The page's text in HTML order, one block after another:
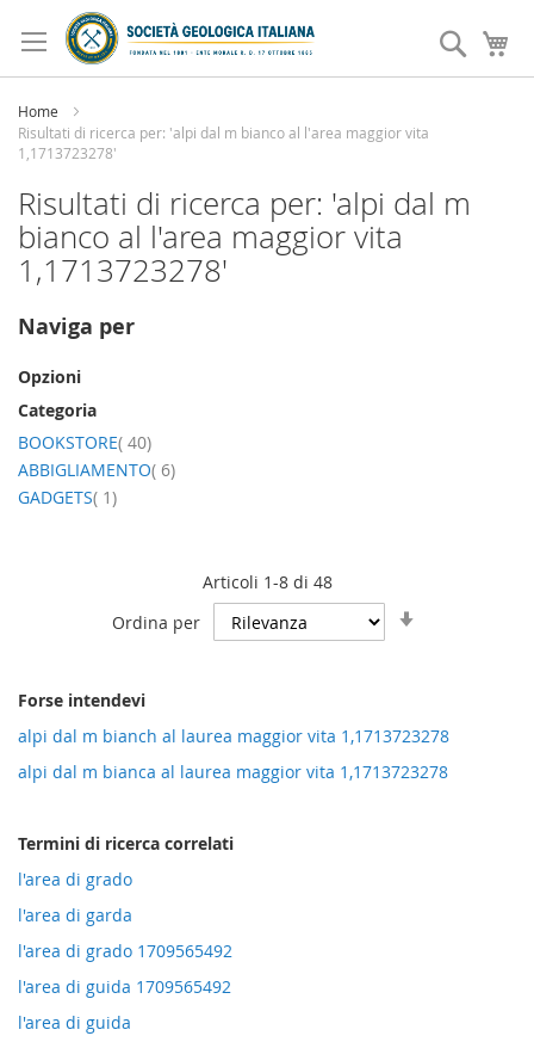
al
contenuto
Search
Home
Risultati di ricerca per: 'alpi dal m bianco al l'area maggior vita
1,1713723278'
Risultati di ricerca per: 'alpi dal m
bianco al l'area maggior vita
1,1713723278'
Articoli 1-8di 48
Ordina per
Forse intendevi
alpi dal m bianch al laurea maggior vita 1,1713723278
alpi dal m bianca al laurea maggior vita 1,1713723278
Termini di ricerca correlati
l'area di grado
l'area di garda
l'area di grado 1709565492
l'area di guida 1709565492
l'area di guida
Naviga per
Opzioni
Categoria
BOOKSTORE 40elemento
ABBIGLIAMENTO 6elemento
GADGETS 1elemento